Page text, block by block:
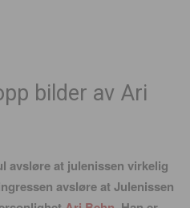
bilder av Ari
avsløre at julenissen virkelig
avsløre at Julenissen